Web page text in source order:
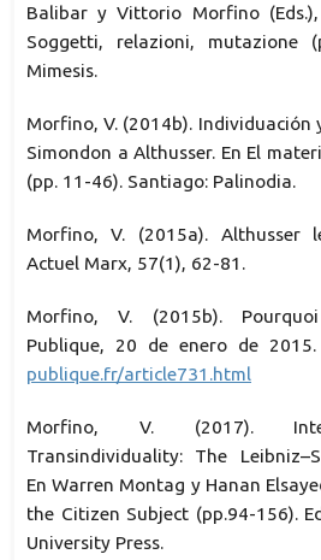
Balibar y Vittorio Morfino
Soggetti, relazioni, mutazione
Mimesis.
Morfino, V. (2014b). Individuación
Simondon a Althusser. En El
(pp. 11-46). Santiago: Palinodia.
Morfino, V. (2015a). Althusser
Actuel Marx, 57(1), 62-81.
Morfino, V. (2015b).
Publique, 20 de enero de 2015.
publique.fr/article731.html
Morfino, V. (2017).
Transindividuality: The
En Warren Montag y Hanan
the Citizen Subject (pp.94-156).
University Press.